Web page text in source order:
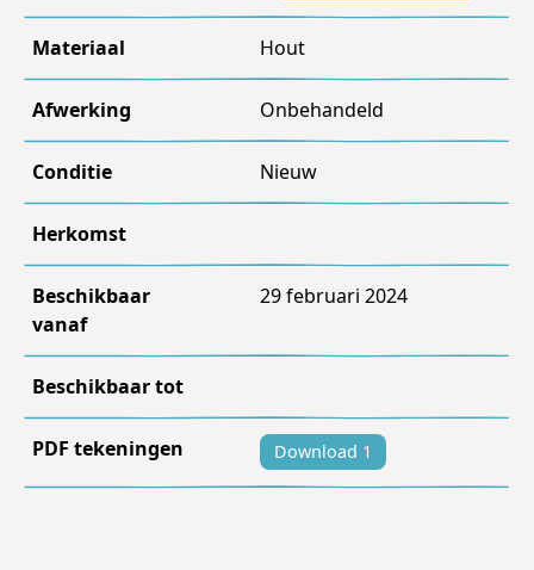
Materiaal Hout
Afwerking Onbehandeld
Conditie Nieuw
Herkomst
Beschikbaar
vanaf
29 februari 2024
Beschikbaar tot
PDF tekeningen Download 1